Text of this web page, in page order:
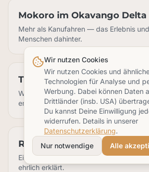
Mokoro im Okavango Delta
Mehr als Kanufahren — das Erlebnis
Menschen dahinter.
Tierwelt Botswanas
Welche Tiere Du im Delta und im Khwai
erlebst.
Reisevorbereitung
Einreise, Gesundheit, Sicherheit und
ehrlich erklärt.
Wir nutzen Cookies
Wir nutzen Cookies und
Technologien für Analyse und
Werbung. Dabei können Daten
Drittländer (insb. USA)
Du kannst Deine Einwilligung
widerrufen. Details in unserer
Datenschutzerklärung.
Nur notwendige
Alle